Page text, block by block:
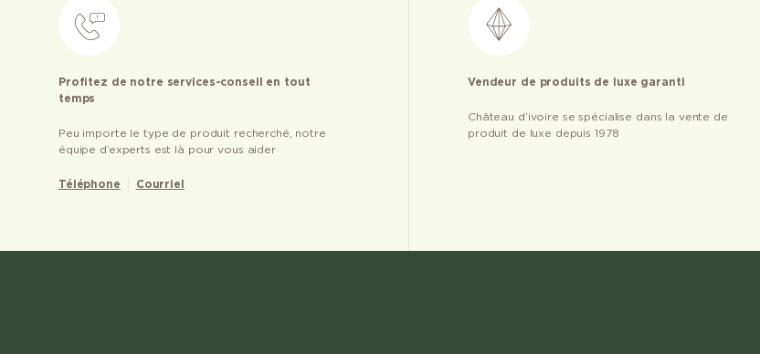
Profitez de notre services-conseil en tout
temps
Peu importe le type de produit recherché, notre
équipe d’experts est là pour vous aider
Téléphone Courriel
Vendeur de produits de luxe garanti
Château d’ivoire se spécialise dans la vente de
produit de luxe depuis 1978